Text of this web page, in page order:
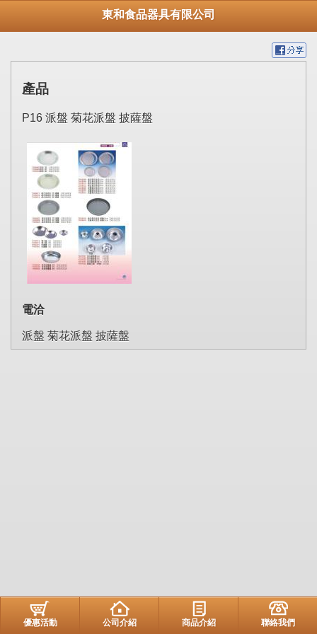
東和食品器具有限公司
產品
P16 派盤 菊花派盤 披薩盤
電洽
派盤 菊花派盤 披薩盤
優惠活動 公司介紹 商品介紹 聯絡我們